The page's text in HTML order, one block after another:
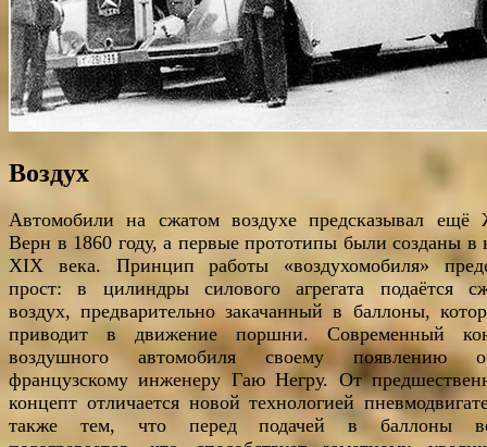
Воздух
Автомобили на сжатом воздухе предсказывал ещё
Верн в 1860 году, а первые прототипы были созданы в
ХIX века. Принцип работы «воздухомобиля»
прост: в цилиндры силового агрегата подаётся
воздух, предварительно закачанный в баллоны,
приводит в движение поршни. Современный
воздушного автомобиля своему появлению
французскому инженеру Гаю Негру. От
концепт отличается новой технологией
также тем, что перед подачей в баллоны